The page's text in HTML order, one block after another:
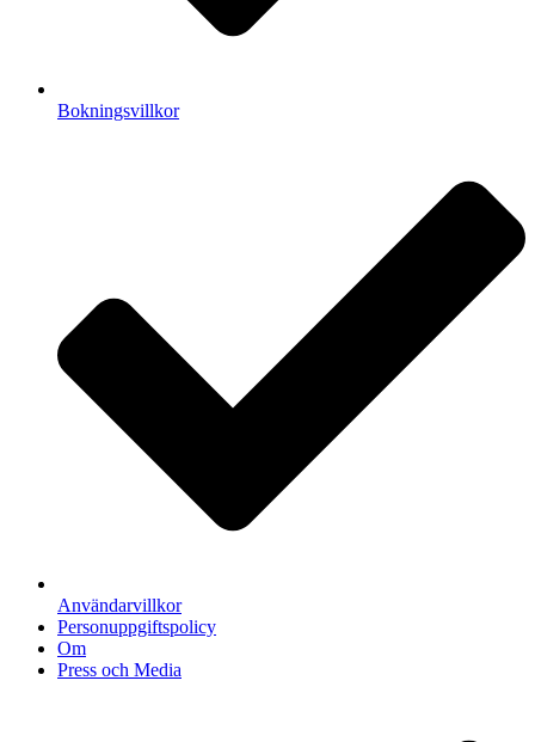
Bokningsvillkor
Användarvillkor
Personuppgiftspolicy
Om
Press och Media